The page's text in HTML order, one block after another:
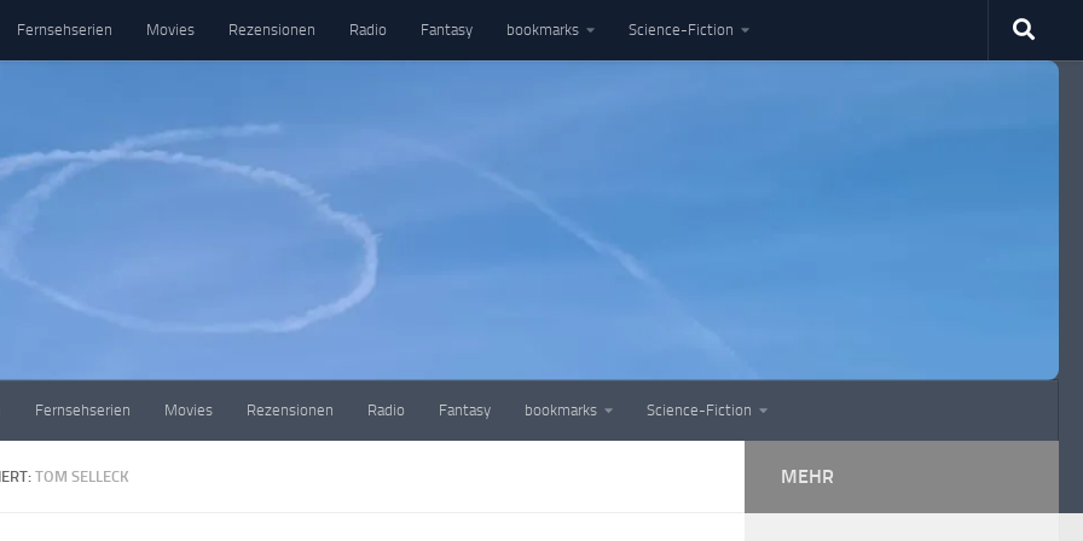
Fernsehserien Movies Rezensionen Radio Fantasy bookmarks Science-Fiction
Fernsehserien Movies Rezensionen Radio Fantasy bookmarks Science-Fiction
TOM SELLECK MEHR